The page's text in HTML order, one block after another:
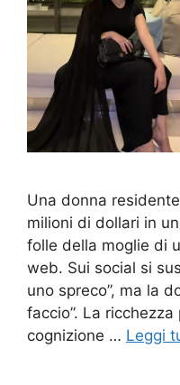
Una donna
milioni di dollari in
folle della moglie di
web. Sui social si
uno spreco”, ma la
faccio”. La
cognizione … Leggi